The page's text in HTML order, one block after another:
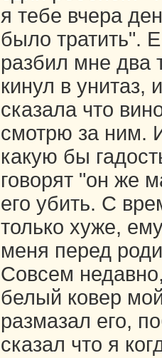
я тебе вчера
было тратить".
разбил мне два
кинул в унитаз,
сказала что
смотрю за ним.
какую бы
говорят "он же
его убить. С
только хуже,
меня перед
Совсем
белый ковер
размазал его,
сказал что я